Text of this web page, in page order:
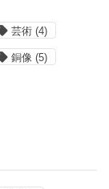
芸術 (4)
銅像 (5)